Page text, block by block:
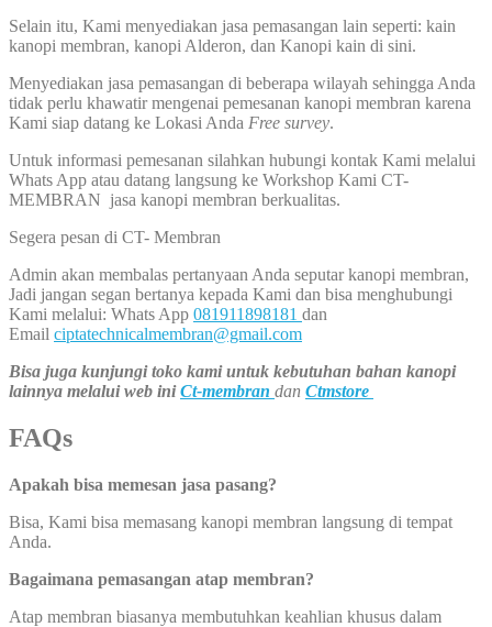
Selain itu, Kami menyediakan jasa pemasangan lain seperti: kain
kanopi membran, kanopi Alderon, dan Kanopi kain di sini.
Menyediakan jasa pemasangan di beberapa wilayah sehingga Anda
tidak perlu khawatir mengenai pemesanan kanopi membran karena
Kami siap datang ke Lokasi Anda Free survey.
Untuk informasi pemesanan silahkan hubungi kontak Kami melalui
Whats App atau datang langsung ke Workshop Kami CT-
MEMBRAN jasa kanopi membran berkualitas.
Segera pesan di CT- Membran
Admin akan membalas pertanyaan Anda seputar kanopi membran,
Jadi jangan segan bertanya kepada Kami dan bisa menghubungi
Kami melalui: Whats App 081911898181 dan
Email ciptatechnicalmembran@gmail.com
Bisa juga kunjungi toko kami untuk kebutuhan bahan kanopi
lainnya melalui web iniCt-membran dan Ctmstore
FAQs
Apakah bisa memesan jasa pasang?
Bisa, Kami bisa memasang kanopi membran langsung di tempat
Anda.
Bagaimana pemasangan atap membran?
Atap membran biasanya membutuhkan keahlian khusus dalam